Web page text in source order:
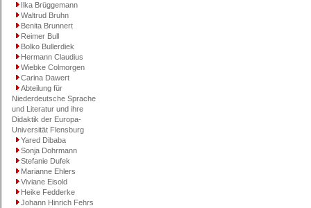
Ilka Brüggemann
Waltrud Bruhn
Benita Brunnert
Reimer Bull
Bolko Bullerdiek
Hermann Claudius
Wiebke Colmorgen
Carina Dawert
Abteilung für
Niederdeutsche Sprache
und Literatur und ihre
Didaktik der Europa-
Universität Flensburg
Yared Dibaba
Sonja Dohrmann
Stefanie Dufek
Marianne Ehlers
Viviane Eisold
Heike Fedderke
Johann Hinrich Fehrs